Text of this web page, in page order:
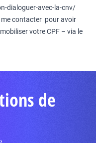
dialoguer-avec-la-cnv/
me contacter pour avoir
votre CPF – via le
de